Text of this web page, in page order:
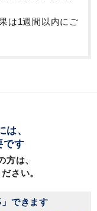
は1週間以内にご
は、
です
方は、
さい。
できます